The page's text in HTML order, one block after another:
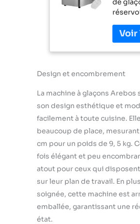
tailles
de 2,2
écran
de
et
glaçons
après
10 à 15
glaçons
tomber
de
0,4
10-15
autres
seront
Design et encombrement
La machine à glaçons Arebos
son design esthétique et
facilement à toute cuisine.
beaucoup de place, mesurant
cm pour un poids de 9, 5 kg.
fois élégant et peu
atout pour ceux qui disposent
sur leur plan de travail. En
soignée, cette machine est
emballée, garantissant une
état.